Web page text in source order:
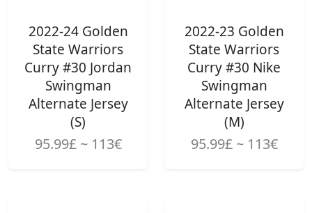
2022-24 Golden
State Warriors
Curry #30 Jordan
Swingman
Alternate Jersey
(S)
95.99£ ~ 113€
2022-23 Golden
State Warriors
Curry #30 Nike
Swingman
Alternate Jersey
(M)
95.99£ ~ 113€